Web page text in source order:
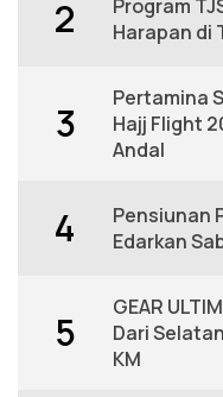
2
Program
Harapan di
3
Pertamina
Hajj Flight
Andal
4
Pensiunan
Edarkan
5
GEAR
Dari
KM